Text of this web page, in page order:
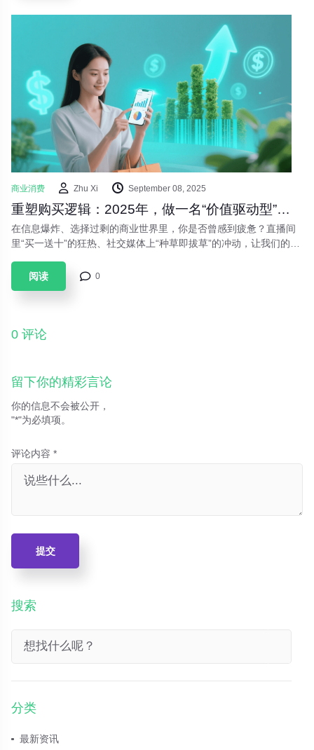
商业消费 Zhu Xi September 08, 2025
重塑购买逻辑：2025年，做一名“价值驱动型”消费者
在信息爆炸、选择过剩的商业世界里，你是否曾感到疲惫？直播间
里“买一送十”的狂热、社交媒体上“种草即拔草”的冲动，让我们的消
足感却转瞬即逝。当下的商业环境正在经历深刻变革，与之对应，
一股新的消费思潮正在兴起：“价值驱动型”消费。这并非意味着单
阅读 0
0 评论
留下你的精彩言论
你的信息不会被公开，
"*"为必填项。
评论内容 *
提交
搜索
分类
最新资讯